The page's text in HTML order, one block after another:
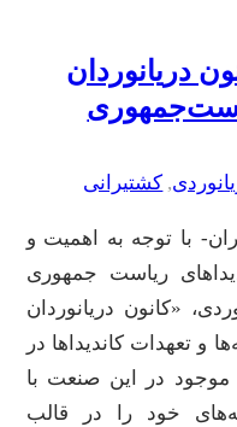
دریانوردان
, کشتیرانی
با توجه به اهمیت و
ریاست جمهوری
«کانون دریانوردان
و تعهدات کاندیداها در
در این صنعت با
خود را در قالب